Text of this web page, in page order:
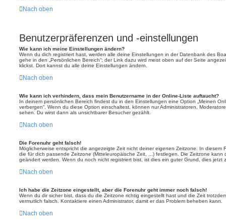
Nach oben
Benutzerpräferenzen und -einstellungen
Wie kann ich meine Einstellungen ändern?
Wenn du dich registriert hast, werden alle deine Einstellungen in der Datenbank des
gehe in den „Persönlichen Bereich“; der Link dazu wird meist oben auf der Seite
klickst. Dort kannst du alle deine Einstellungen ändern.
Nach oben
Wie kann ich verhindern, dass mein Benutzername in der Online-Liste auftaucht?
In deinem persönlichen Bereich findest du in den Einstellungen eine Option „Meinen
verbergen“. Wenn du diese Option einschaltest, können nur Administratoren,
sehen. Du wirst dann als unsichtbarer Besucher gezählt.
Nach oben
Die Forenuhr geht falsch!
Möglicherweise entspricht die angezeigte Zeit nicht deiner eigenen Zeitzone. In diesem
die für dich passende Zeitzone (Mitteleuropäische Zeit, ...) festlegen. Die Zeitzone kann
geändert werden. Wenn du noch nicht registriert bist, ist dies ein guter Grund, dies jetzt
Nach oben
Ich habe die Zeitzone eingestellt, aber die Forenuhr geht immer noch falsch!
Wenn du dir sicher bist, dass du die Zeitzone richtig eingestellt hast und die Zeit
vermutlich falsch. Kontaktiere einen Administrator, damit er das Problem beheben kann.
Nach oben